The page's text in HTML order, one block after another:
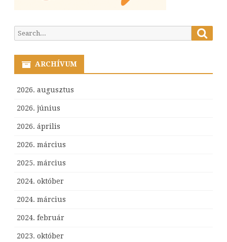
Search
ARCHÍVUM
2026. augusztus
2026. június
2026. április
2026. március
2025. március
2024. október
2024. március
2024. február
2023. október